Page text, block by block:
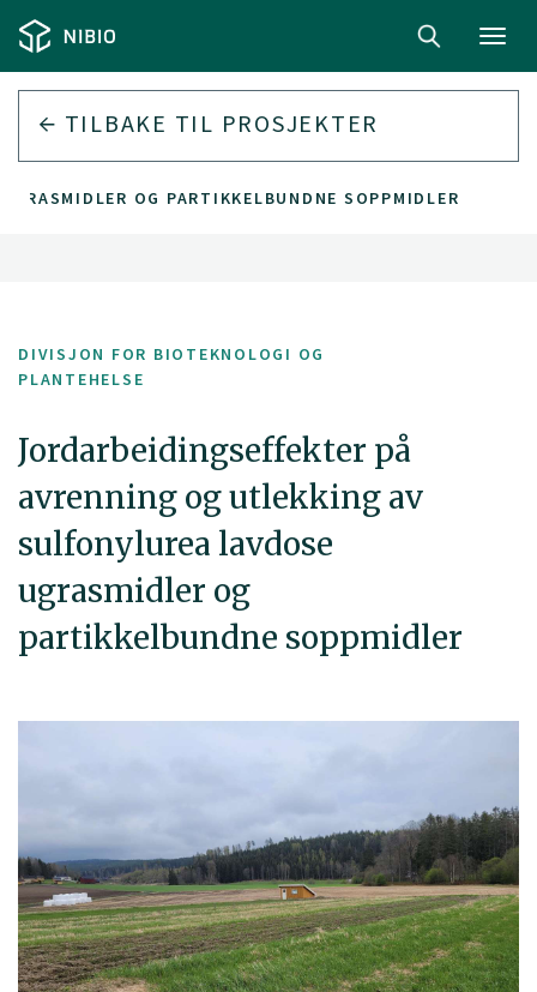
TILBAKE TIL PROSJEKTER
OG PARTIKKELBUNDNE SOPPMIDLER
DIVISJON FOR BIOTEKNOLOGI OG
PLANTEHELSE
Jordarbeidingseffekter på
avrenning og utlekking av
sulfonylurea lavdose
ugrasmidler og
partikkelbundne soppmidler